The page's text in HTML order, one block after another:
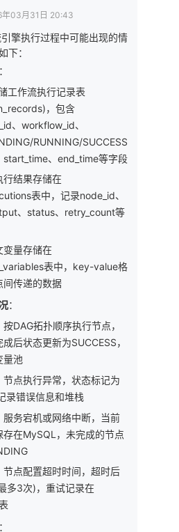
年03月31日 20:43
擎执行过程中可能出现的情
下：
：
工作流执行记录表
，包含
、workflow_id、
RUNNING/SUCCESS
start_time、end_time等字段
行结果存储在
表中，记录node_id、
、status、retry_count等
变量存储在
表中，key-value格
间传递的数据
：
按DAG拓扑顺序执行节点，
后状态更新为SUCCESS，
量池
节点执行异常，状态标记为
录错误信息和堆栈
服务宕机或网络中断，当前
存在MySQL，未完成的节点
节点配置超时时间，超时后
多3次)，重试记录在
：